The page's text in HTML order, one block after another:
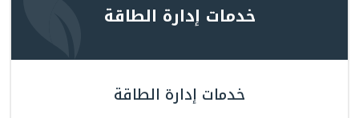
خدمات إدارة الطاقة
خدمات إدارة الطاقة